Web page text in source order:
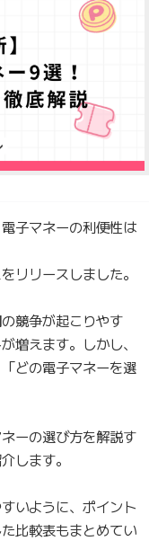
子マネーの利便性は
リリースしました。
競争が起こりやす
増えます。しかし、
どの電子マネーを選
ーの選び方を解説す
します。
いように、ポイント
比較表もまとめてい